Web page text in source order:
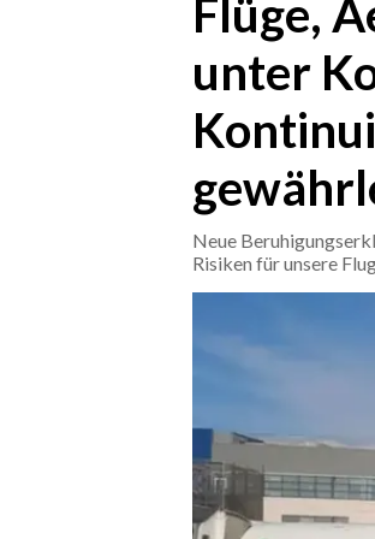
RISULTATI E CLASSIFICHE
Flüge,
unter
Neue
Risiken für unsere